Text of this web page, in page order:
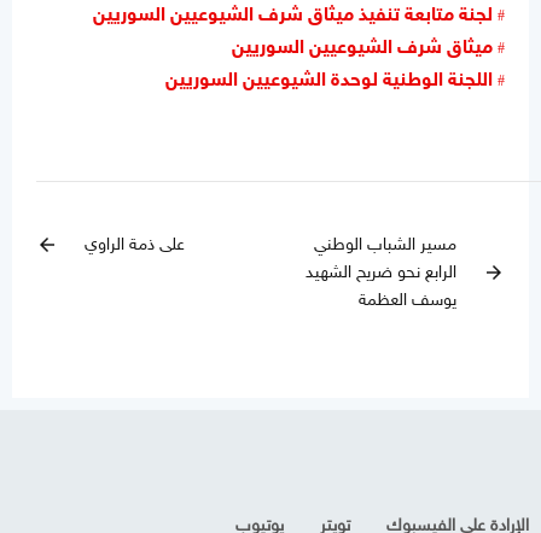
لجنة متابعة تنفيذ ميثاق شرف الشيوعيين السوريين
ميثاق شرف الشيوعيين السوريين
اللجنة الوطنية لوحدة الشيوعيين السوريين
arrow_forward
مسير الشباب الوطني
الرابع نحو ضريح الشهيد
يوسف العظمة
على ذمة الراوي arrow_back
الإرادة على الفيسبوك تويتر يوتيوب